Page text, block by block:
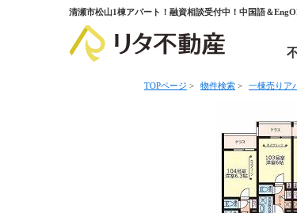
清瀬市松山1棟アパート！融資相談受付中！中国語＆
TOPページ > 物件検索 > 一棟売りア